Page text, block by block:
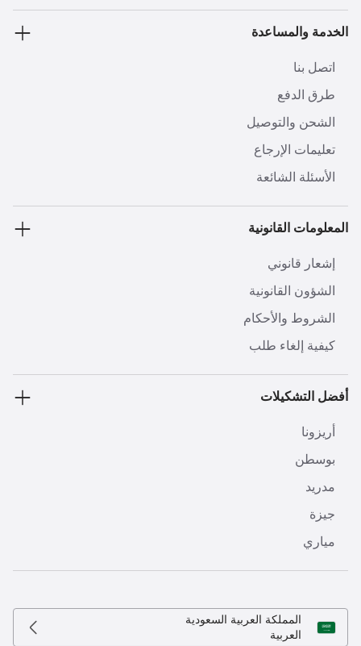
الخدمة والمساعدة
اتصل بنا
طرق الدفع
الشحن والتوصيل
تعليمات الإرجاع
الأسئلة الشائعة
المعلومات القانونية
إشعار قانوني
الشؤون القانونية
الشروط والأحكام
كيفية إلغاء طلب
أفضل التشكيلات
أريزونا
بوسطن
مدريد
جيزة
مياري
المملكة العربية السعودية
العربية